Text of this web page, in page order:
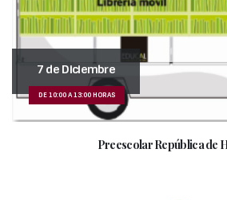
7 de Diciembre
DE 10:00 A 13:00 HORAS
Preescolar República de